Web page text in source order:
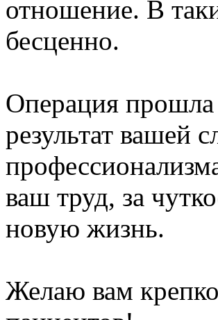
отношение. В
бесценно.
Операция
результат вашей
ваш труд, за
новую жизнь.
Желаю вам